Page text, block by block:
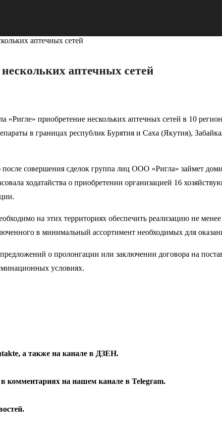
аптечных сетей
аптечных сетей
«Ригле» приобретение нескольких аптечных сетей в 10
в границах республик Бурятия и Саха (Якутия),
совершения сделок группа лиц ООО «Ригла» займет
ходатайства о приобретении организацией 16
на этих территориях обеспечить реализацию не
в минимальный ассортимент необходимых для
о пролонгации или заключении договора на
условиях.
, а также на канале в ДЗЕН.
комментариях на нашем канале в Telegram.